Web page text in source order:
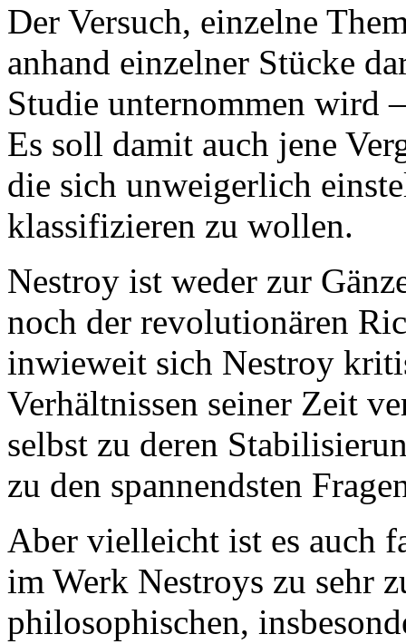
Der Versuch, einzelne
anhand einzelner Stücke
Studie unternommen wird
Es soll damit auch jene
die sich unweigerlich
klassifizieren zu wollen.
Nestroy ist weder zur
noch der revolutionären
inwieweit sich Nestroy
Verhältnissen seiner Zeit
selbst zu deren
zu den spannendsten
Aber vielleicht ist es auch
im Werk Nestroys zu sehr
philosophischen,